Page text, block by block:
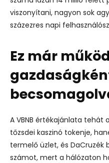
viszonyítani, nagyon sok
százezres napi
Ez már
A VBNB értékajánlata tehát
tőzsdei kaszinó tokenje,
termelő üzlet, és
számot, mert a hálózaton